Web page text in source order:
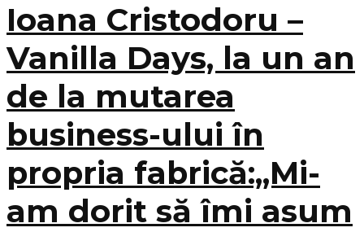
Ioana Cristodoru –
Vanilla Days, la un an
de la mutarea
business-ului în
propria fabrică:„Mi-
am dorit să îmi asum